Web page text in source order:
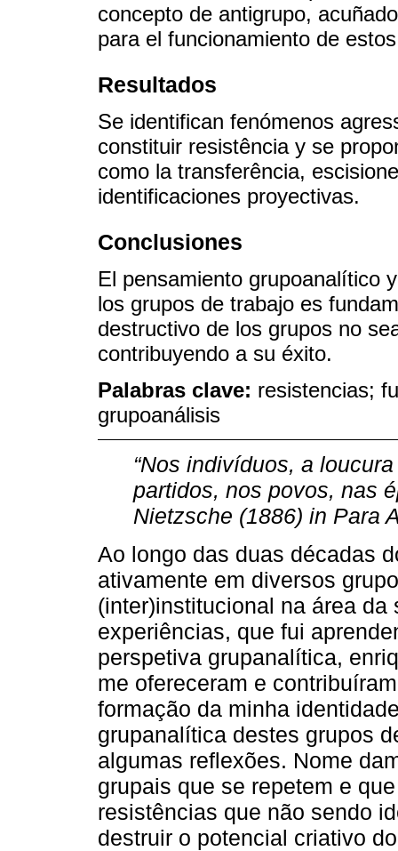
concepto de antigrupo,
para el funcionamiento de
Resultados
Se identifican fenómenos
constituir resistência y se
como la transferência,
identificaciones proyectivas.
Conclusiones
El pensamiento grupoanalítico
los grupos de trabajo es
destructivo de los grupos no
contribuyendo a su éxito.
Palabras clave: resistencias;
grupoanálisis
“Nos indivíduos, a
partidos, nos povos, nas
Nietzsche (1886) in Para
Ao longo das duas décadas
ativamente em diversos
(inter)institucional na área
experiências, que fui
perspetiva grupanalítica,
me ofereceram e
formação da minha
grupanalítica destes grupos
algumas reflexões. Nome
grupais que se repetem e
resistências que não sendo
destruir o potencial criativo